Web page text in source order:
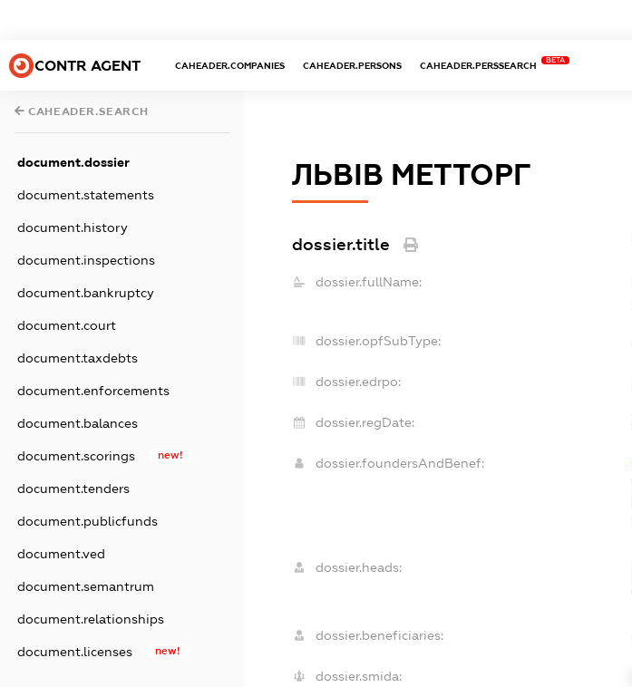
CONTR AGENT CAHEADER.COMPANIES CAHEADER.PERSONS CAHEADER.PERSSEARCH
BETA
CAHEADER.SEARCH
document.dossier
document.statements
document.history
document.inspections
document.bankruptcy
document.court
document.taxdebts
document.enforcements
document.balances
document.scorings new!
document.tenders
document.publicfunds
document.ved
document.semantrum
document.relationships
document.licenses new!
ЛЬВІВ МЕТТОРГ
dossier.title
dossier.fullName:
dossier.opfSubType:
dossier.edrpo:
dossier.regDate:
dossier.foundersAndBenef:
dossier.heads:
dossier.beneficiaries:
dossier.smida: